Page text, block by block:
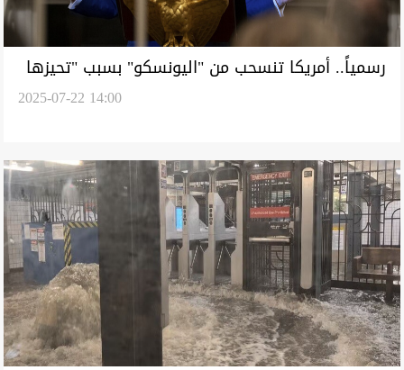
رسمياً.. أمريكا تنسحب من "اليونسكو" بسبب "تحيزها
2025-07-22 14:00